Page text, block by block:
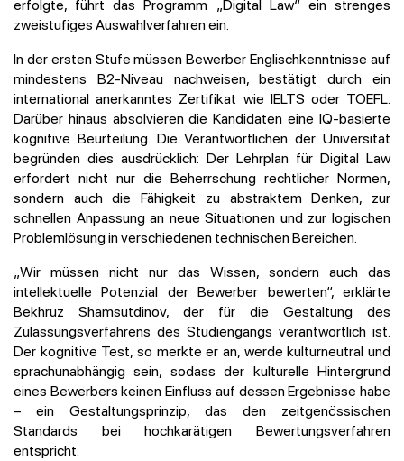
erfolgte, führt das Programm „Digital Law“ ein strenges
zweistufiges Auswahlverfahren ein.
In der ersten Stufe müssen Bewerber Englischkenntnisse auf
mindestens B2-Niveau nachweisen, bestätigt durch ein
international anerkanntes Zertifikat wie IELTS oder TOEFL.
Darüber hinaus absolvieren die Kandidaten eine IQ-basierte
kognitive Beurteilung. Die Verantwortlichen der Universität
begründen dies ausdrücklich: Der Lehrplan für Digital Law
erfordert nicht nur die Beherrschung rechtlicher Normen,
sondern auch die Fähigkeit zu abstraktem Denken, zur
schnellen Anpassung an neue Situationen und zur logischen
Problemlösung in verschiedenen technischen Bereichen.
„Wir müssen nicht nur das Wissen, sondern auch das
intellektuelle Potenzial der Bewerber bewerten“, erklärte
Bekhruz Shamsutdinov, der für die Gestaltung des
Zulassungsverfahrens des Studiengangs verantwortlich ist.
Der kognitive Test, so merkte er an, werde kulturneutral und
sprachunabhängig sein, sodass der kulturelle Hintergrund
eines Bewerbers keinen Einfluss auf dessen Ergebnisse habe
– ein Gestaltungsprinzip, das den zeitgenössischen
Standards bei hochkarätigen Bewertungsverfahren
entspricht.